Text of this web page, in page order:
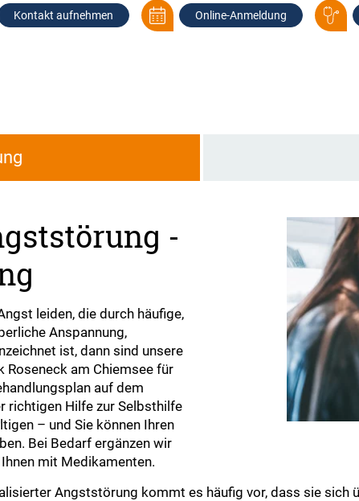
Kontakt aufnehmen Online-Anmeldung
-
leiden, die durch häufige,
Anspannung,
ist, dann sind unsere
Roseneck am Chiemsee für
auf dem
richtigen Hilfe zur Selbsthilfe
– und Sie können Ihren
Bei Bedarf ergänzen wir
mit Medikamenten.
Angststörung kommt es häufig vor, dass sie sich